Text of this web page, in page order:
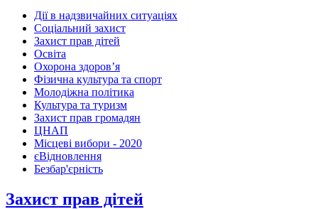
Дії в надзвичайних ситуаціях
Соціальний захист
Захист прав дітей
Освіта
Охорона здоров’я
Фізична культура та спорт
Молодіжна політика
Культура та туризм
Захист прав громадян
ЦНАП
Місцеві вибори - 2020
єВідновлення
Безбар'єрність
Захист прав дітей